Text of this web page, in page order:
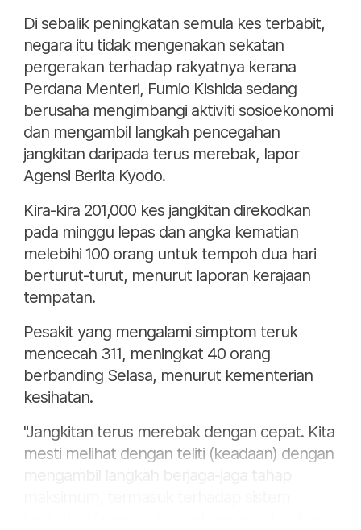
Di sebalik peningkatan semula kes terbabit,
negara itu tidak mengenakan sekatan
pergerakan terhadap rakyatnya kerana
Perdana Menteri, Fumio Kishida sedang
berusaha mengimbangi aktiviti sosioekonomi
dan mengambil langkah pencegahan
jangkitan daripada terus merebak, lapor
Agensi Berita Kyodo.
Kira-kira 201,000 kes jangkitan direkodkan
pada minggu lepas dan angka kematian
melebihi 100 orang untuk tempoh dua hari
berturut-turut, menurut laporan kerajaan
tempatan.
Pesakit yang mengalami simptom teruk
mencecah 311, meningkat 40 orang
berbanding Selasa, menurut kementerian
kesihatan.
"Jangkitan terus merebak dengan cepat. Kita
mesti melihat dengan teliti (keadaan) dengan
mengambil langkah berjaga-jaga tahap